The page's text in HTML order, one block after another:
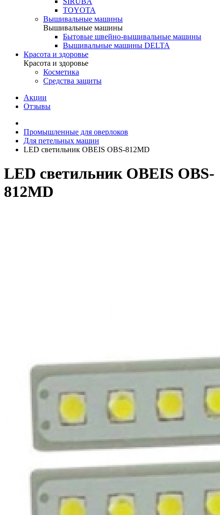
TOYOTA
Вышивальные машины
Вышивальные машины
Бытовые швейно-вышивальные машины
Вышивальные машины DELTA
Красота и здоровье
Красота и здоровье
Косметика
Средства защиты
Акции
Отзывы
Промышленные для оверлоков
Для петельных машин
LED светильник OBEIS OBS-812MD
LED светильник OBEIS OBS-
812MD